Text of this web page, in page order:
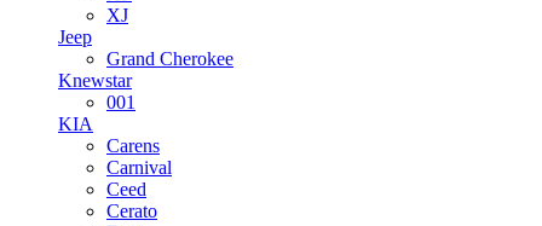
XJ
Jeep
Grand Cherokee
Knewstar
001
KIA
Carens
Carnival
Ceed
Cerato